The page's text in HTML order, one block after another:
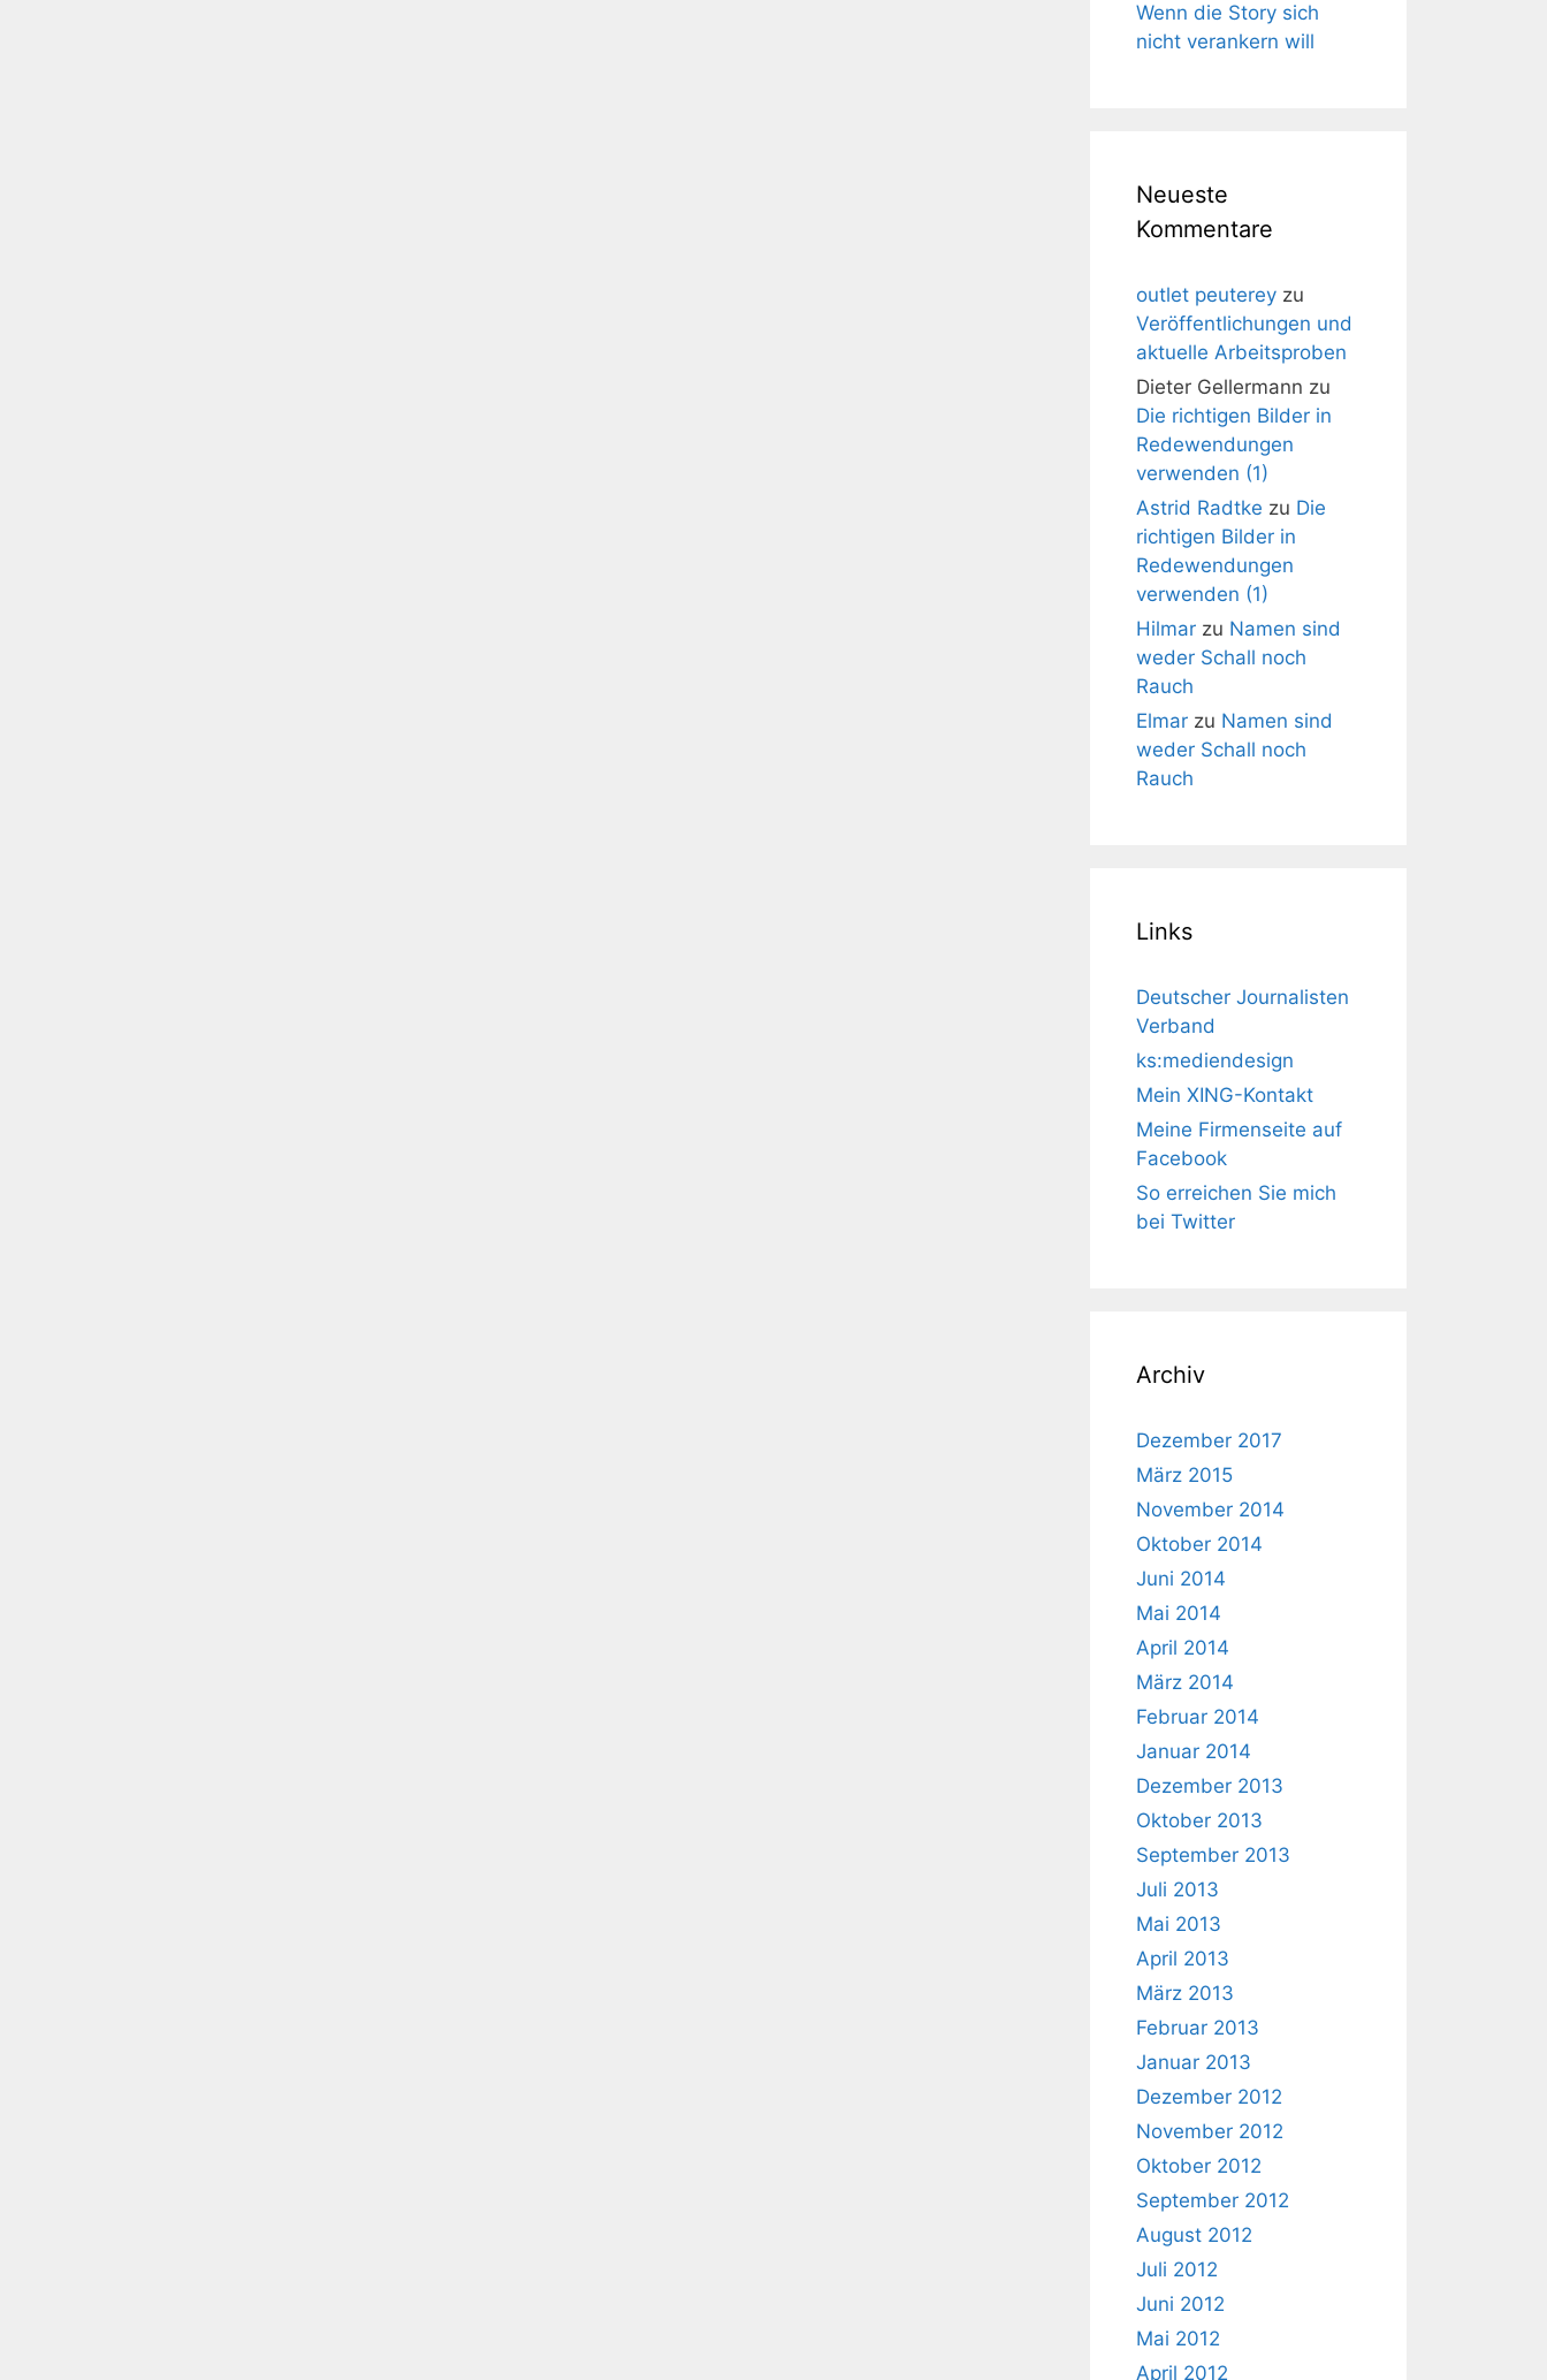
Wenn die Story sich
nicht verankern will
Neueste
Kommentare
outlet peuterey zu
Veröffentlichungen und
aktuelle Arbeitsproben
Dieter Gellermann zu
Die richtigen Bilder in
Redewendungen
verwenden (1)
Astrid Radtke zu Die
richtigen Bilder in
Redewendungen
verwenden (1)
Hilmar zu Namen sind
weder Schall noch
Rauch
Elmar zu Namen sind
weder Schall noch
Rauch
Links
Deutscher Journalisten
Verband
ks:mediendesign
Mein XING-Kontakt
Meine Firmenseite auf
Facebook
So erreichen Sie mich
bei Twitter
Archiv
Dezember 2017
März 2015
November 2014
Oktober 2014
Juni 2014
Mai 2014
April 2014
März 2014
Februar 2014
Januar 2014
Dezember 2013
Oktober 2013
September 2013
Juli 2013
Mai 2013
April 2013
März 2013
Februar 2013
Januar 2013
Dezember 2012
November 2012
Oktober 2012
September 2012
August 2012
Juli 2012
Juni 2012
Mai 2012
April 2012